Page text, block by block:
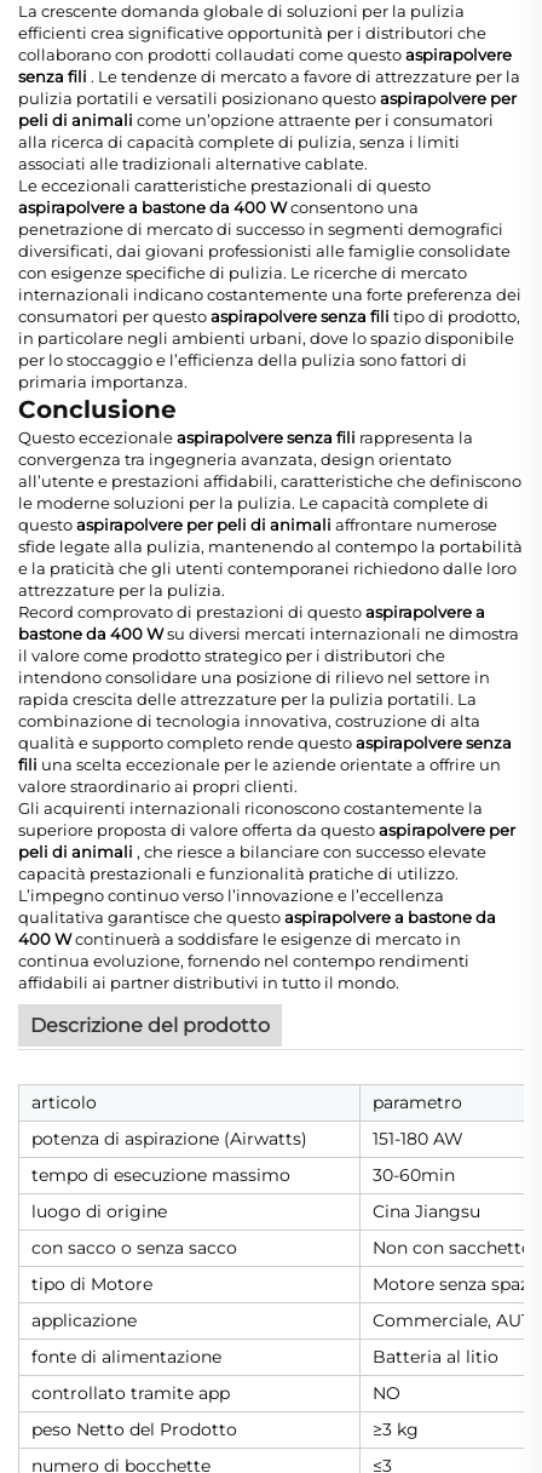
La crescente domanda globale di soluzioni per la pulizia
efficienti crea significative opportunità per i distributori che
collaborano con prodotti collaudati come questoaspirapolvere
senza fili . Le tendenze di mercato a favore di attrezzature per la
pulizia portatili e versatili posizionano questoaspirapolvere per
peli di animali come un’opzione attraente per i consumatori
alla ricerca di capacità complete di pulizia, senza i limiti
associati alle tradizionali alternative cablate.
Le eccezionali caratteristiche prestazionali di questo
aspirapolvere a bastone da 400 Wconsentono una
penetrazione di mercato di successo in segmenti demografici
diversificati, dai giovani professionisti alle famiglie consolidate
con esigenze specifiche di pulizia. Le ricerche di mercato
internazionali indicano costantemente una forte preferenza dei
consumatori per questoaspirapolvere senza fili tipo di prodotto,
in particolare negli ambienti urbani, dove lo spazio disponibile
per lo stoccaggio e l’efficienza della pulizia sono fattori di
primaria importanza.
Conclusione
Questo eccezionaleaspirapolvere senza fili rappresenta la
convergenza tra ingegneria avanzata, design orientato
all’utente e prestazioni affidabili, caratteristiche che definiscono
le moderne soluzioni per la pulizia. Le capacità complete di
questoaspirapolvere per peli di animali affrontare numerose
sfide legate alla pulizia, mantenendo al contempo la portabilità
e la praticità che gli utenti contemporanei richiedono dalle loro
attrezzature per la pulizia.
Record comprovato di prestazioni di questoaspirapolvere a
bastone da 400 Wsu diversi mercati internazionali ne dimostra
il valore come prodotto strategico per i distributori che
intendono consolidare una posizione di rilievo nel settore in
rapida crescita delle attrezzature per la pulizia portatili. La
combinazione di tecnologia innovativa, costruzione di alta
qualità e supporto completo rende questoaspirapolvere senza
fili una scelta eccezionale per le aziende orientate a offrire un
valore straordinario ai propri clienti.
Gli acquirenti internazionali riconoscono costantemente la
superiore proposta di valore offerta da questoaspirapolvere per
peli di animali , che riesce a bilanciare con successo elevate
capacità prestazionali e funzionalità pratiche di utilizzo.
L’impegno continuo verso l’innovazione e l’eccellenza
qualitativa garantisce che questoaspirapolvere a bastone da
400 Wcontinuerà a soddisfare le esigenze di mercato in
continua evoluzione, fornendo nel contempo rendimenti
affidabili ai partner distributivi in tutto il mondo.
Descrizione del prodotto
articolo
parametro
potenza di aspirazione (Airwatts)
151-180 AW
tempo di esecuzione massimo
30-60min
luogo di origine
Cina Jiangsu
con sacco o senza sacco
Non con sacchetto
tipo di Motore
Motore senza
applicazione
Commerciale,
fonte di alimentazione
Batteria al litio
controllato tramite app
NO
peso Netto del Prodotto
≥3 kg
numero di bocchette
≤3